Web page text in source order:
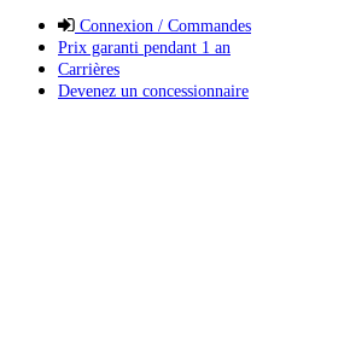
Connexion / Commandes
Prix garanti pendant 1 an
Carrières
Devenez un concessionnaire